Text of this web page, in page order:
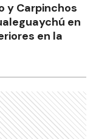
y Carpinchos
en
en la